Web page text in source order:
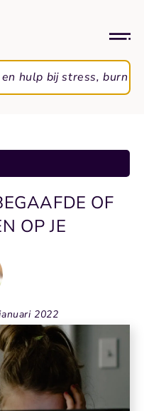
OF
OP JE
2022